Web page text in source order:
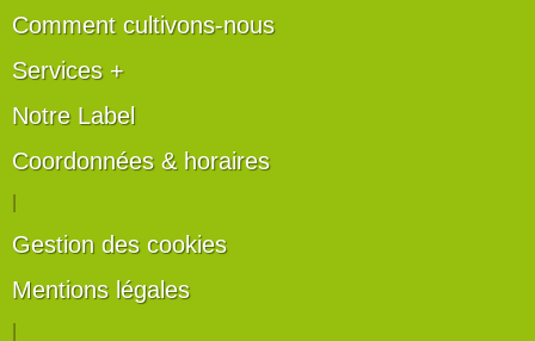
Comment cultivons-nous
Services +
Notre Label
Coordonnées & horaires
Gestion des cookies
Mentions légales